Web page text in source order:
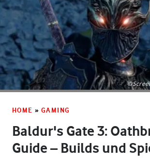
HOME » GAMING
Baldur's Gate 3:
Guide – Builds und